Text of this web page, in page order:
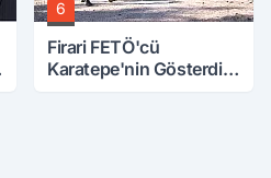
6
Firari FETÖ'cü
Karatepe'nin Gösterdiği